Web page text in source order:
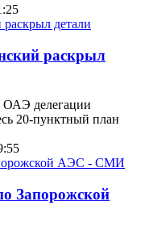
раскрыл
ОАЭ делегации
20-пунктный план
Запорожской